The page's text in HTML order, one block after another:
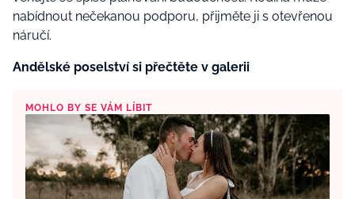
nabídnout nečekanou podporu, přijměte ji s otevřenou
náručí.
Andělské poselství si přečtěte v galerii
MOHLO BY SE VÁM LÍBIT